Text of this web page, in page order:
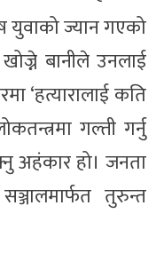
युवाको ज्यान गएको
बानीले उनलाई
‘हत्यारालाई कति
गल्ती गर्नु
अहंकार हो। जनता
तुरुन्त